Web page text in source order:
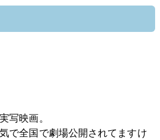
写映画。
で全国で劇場公開されてますけ